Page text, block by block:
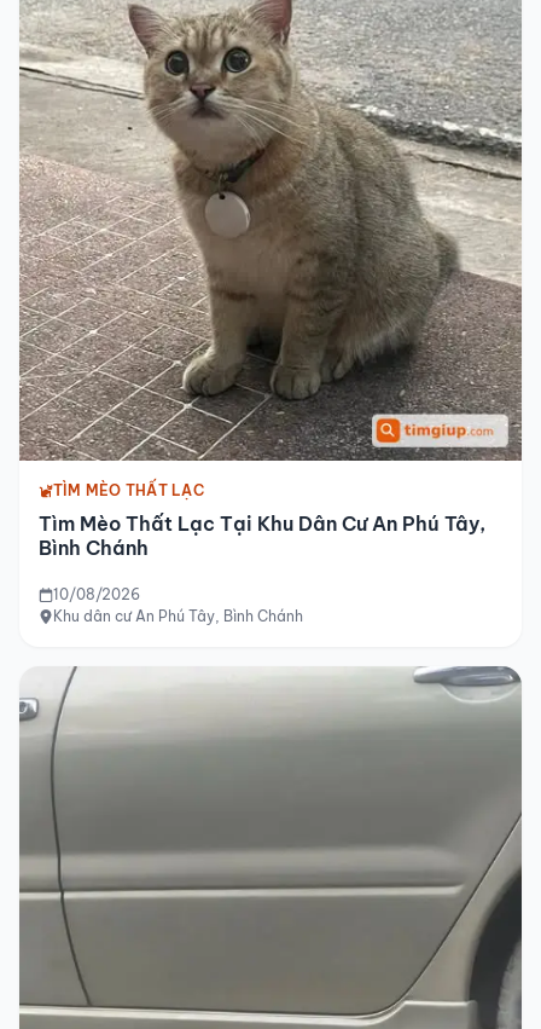
TÌM MÈO THẤT LẠC
Tìm Mèo Thất Lạc Tại Khu Dân Cư An Phú Tây,
Bình Chánh
10/08/2026
Khu dân cư An Phú Tây, Bình Chánh